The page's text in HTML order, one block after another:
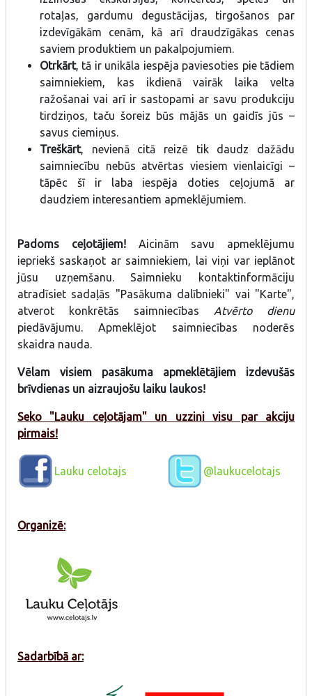
rotaļas, gardumu degustācijas, tirgošanos par
izdevīgākām cenām, kā arī draudzīgākas cenas
saviem produktiem un pakalpojumiem.
Otrkārt, tā ir unikāla iespēja paviesoties pie tādiem
saimniekiem, kas ikdienā vairāk laika velta
ražošanai vai arī ir sastopami ar savu produkciju
tirdziņos, taču šoreiz būs mājās un gaidīs jūs –
savus ciemiņus.
Treškārt, nevienā citā reizē tik daudz dažādu
saimniecību nebūs atvērtas viesiem vienlaicīgi –
tāpēc šī ir laba iespēja doties ceļojumā ar
daudziem interesantiem apmeklējumiem.
Padoms ceļotājiem!Aicinām savu apmeklējumu
iepriekš saskaņot ar saimniekiem, lai viņi var ieplānot
jūsu uzņemšanu. Saimnieku kontaktinformāciju
atradīsiet sadaļās "Pasākuma dalībnieki" vai "Karte",
atverot konkrētās saimniecības Atvērto dienu
piedāvājumu. Apmeklējot saimniecības noderēs
skaidra nauda.
Vēlam visiem pasākuma apmeklētājiem izdevušās
brīvdienas un aizraujošu laiku laukos!
Seko "Lauku ceļotājam" un uzzini visu par akciju
pirmais!
Lauku celotajs @laukucelotajs
Organizē:
Sadarbībā ar: